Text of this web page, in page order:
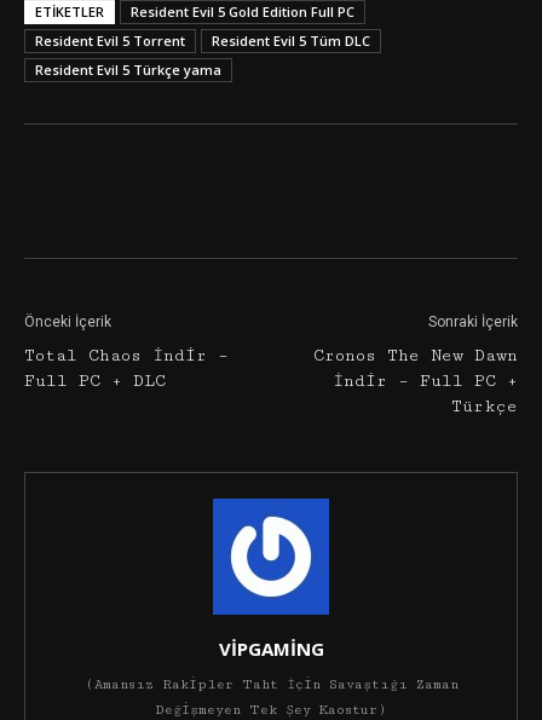
ETIKETLER
Resident Evil 5 Gold Edition Full PC
Resident Evil 5 Torrent
Resident Evil 5 Tüm DLC
Resident Evil 5 Türkçe yama
Önceki İçerik
Total Chaos İndir –
Full PC + DLC
Sonraki İçerik
Cronos The New Dawn
İndir – Full PC +
Türkçe
VİPGAMİNG
(Amansız Rakipler Taht İçin Savaştığı Zaman
Değişmeyen Tek Şey Kaostur)